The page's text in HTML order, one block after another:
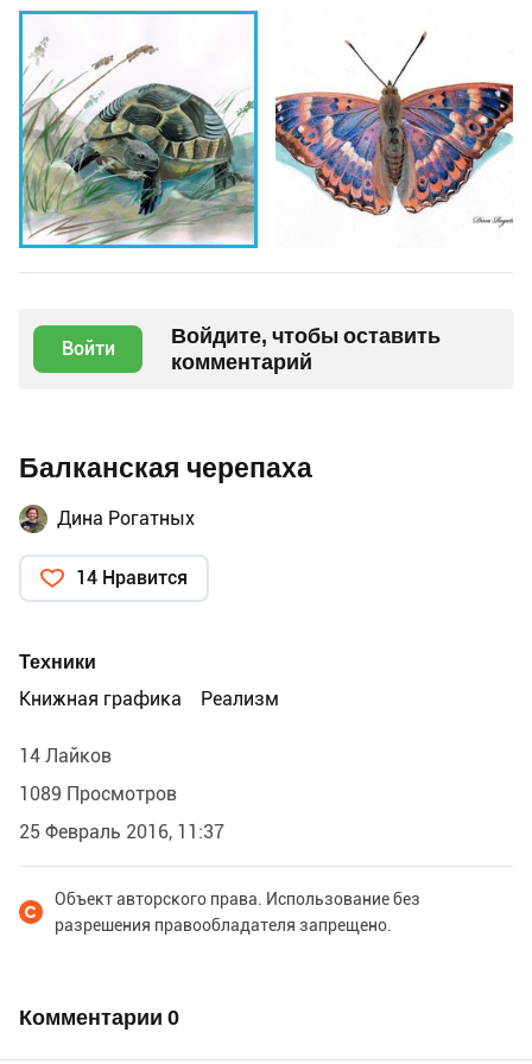
Войти
Войдите, чтобы оставить
комментарий
Балканская черепаха
Дина Рогатных
14 Нравится
Техники
Книжная графика
Реализм
14 Лайков
1089 Просмотров
25 Февраль 2016, 11:37
Объект авторского права. Использование без
разрешения правообладателя запрещено.
Комментарии 0